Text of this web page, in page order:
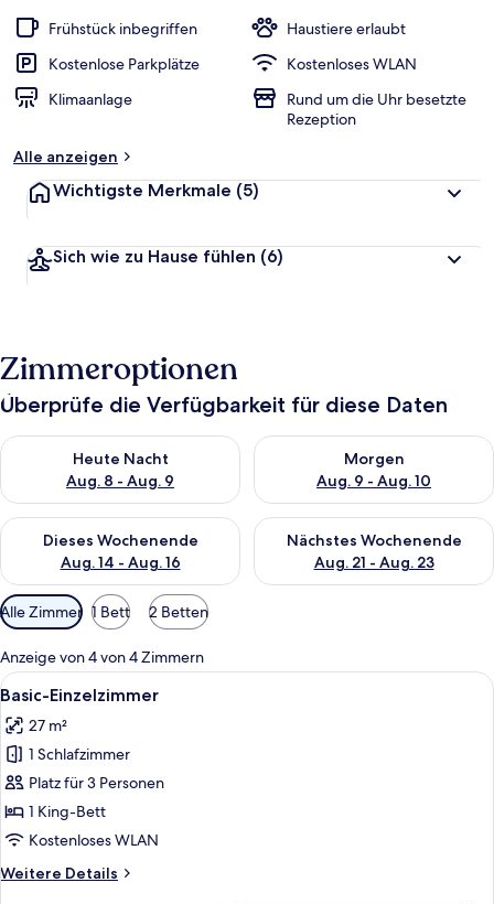
Frühstück inbegriffen
Haustiere erlaubt
Kostenlose Parkplätze
Kostenloses WLAN
Klimaanlage
Rund um die Uhr besetzte
Rezeption
Alle anzeigen
Wichtigste Merkmale (5)
Sich wie zu Hause fühlen (6)
Zimmeroptionen
Überprüfe die Verfügbarkeit für diese Daten
Heute Nacht
Aug. 8 - Aug. 9
Überprüfe die Verfügbarkeit für heute Nacht, Aug. 8 - Aug. 9.
Morgen
Aug. 9 - Aug. 10
Überprüfe die Verfügbarkeit
Dieses Wochenende
Aug. 14 - Aug. 16
Überprüfe die Verfügbarkeit für dieses Wochenende, Aug. 14
Nächstes Wochenende
Aug. 21 - Aug. 23
Überprüfe die Verfügbarkeit
Verfügbare
Filter
für
Zimmer
Alle Zimmer 1 Bett 2 Betten
Anzeige von 4 von 4 Zimmern
Alle
Fotos
für
Basic-
Einzelzimmer
anzeigen
Ein Hotelzimmer mit einem großen
5
Basic-Einzelzimmer
27 m²
1 Schlafzimmer
Platz für 3 Personen
1 King-Bett
Kostenloses WLAN
Weitere Details
Weitere